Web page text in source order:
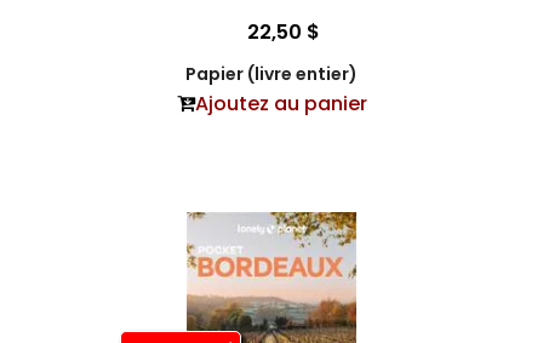
22,50 $
Papier (livre entier)
Ajoutez au panier